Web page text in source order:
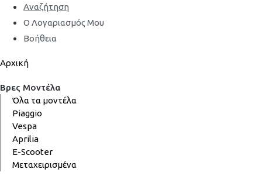
Αναζήτηση
Ο Λογαριασμός Μου
Βοήθεια
Αρχική
Βρες Μοντέλα
Όλα τα μοντέλα
Piaggio
Vespa
Aprilia
E-Scooter
Μεταχειρισμένα